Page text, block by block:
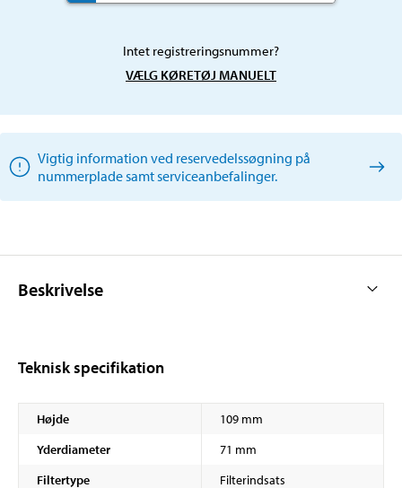
Intet registreringsnummer?
VÆLG KØRETØJ MANUELT
Vigtig information ved reservedelssøgning på
nummerplade samt serviceanbefalinger.
Beskrivelse
Teknisk specifikation
Højde
109 mm
Yderdiameter
71 mm
Filtertype
Filterindsats